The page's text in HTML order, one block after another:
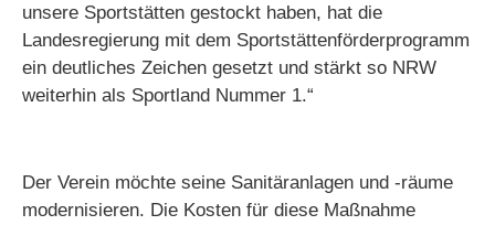
unsere Sportstätten gestockt haben, hat die
Landesregierung mit dem Sportstättenförderprogramm
ein deutliches Zeichen gesetzt und stärkt so NRW
weiterhin als Sportland Nummer 1.“
Der Verein möchte seine Sanitäranlagen und -räume
modernisieren. Die Kosten für diese Maßnahme